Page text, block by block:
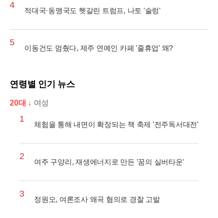
4
적대국·동맹국도 헷갈린 트럼프, 나토 '술렁'
5
이동건도 멈췄다, 제주 연예인 카페 '줄휴업' 왜?
연령별 인기 뉴스
20대 ↓ 여성
1
체험을 통해 내면이 확장되는 책 축제 '전주독서대전'
2
여주 구양리, 재생에너지로 만든 '꿈의 실버타운'
3
정원오, 여론조사 왜곡 혐의로 경찰 고발